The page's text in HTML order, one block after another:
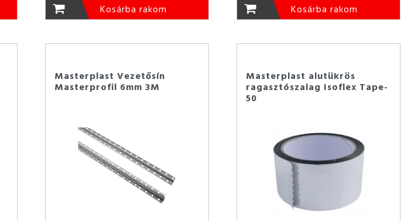
Kosárba rakom Kosárba rakom
Masterplast Vezetősín
Masterprofil 6mm 3M
Masterplast alutükrös
ragasztószalag Isoflex Tape-
50